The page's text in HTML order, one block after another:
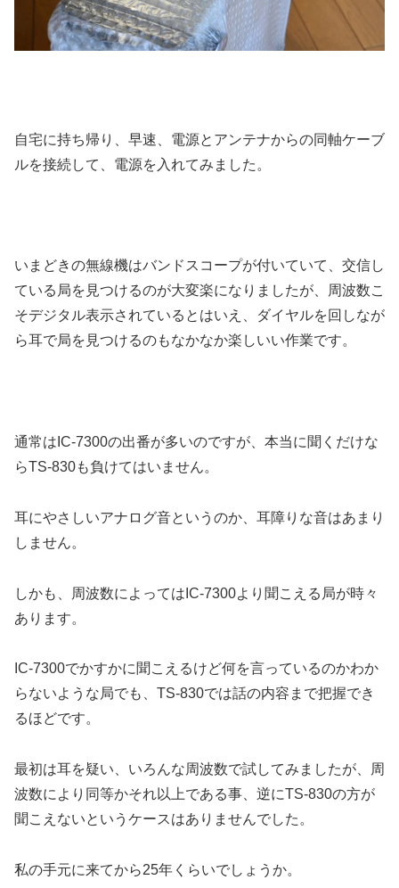
自宅に持ち帰り、早速、電源とアンテナからの同軸ケーブ
ルを接続して、電源を入れてみました。
いまどきの無線機はバンドスコープが付いていて、交信し
ている局を見つけるのが大変楽になりましたが、周波数こ
そデジタル表示されているとはいえ、ダイヤルを回しなが
ら耳で局を見つけるのもなかなか楽しいい作業です。
通常はIC-7300の出番が多いのですが、本当に聞くだけな
らTS-830も負けてはいません。
耳にやさしいアナログ音というのか、耳障りな音はあまり
しません。
しかも、周波数によってはIC-7300より聞こえる局が時々
あります。
IC-7300でかすかに聞こえるけど何を言っているのかわか
らないような局でも、TS-830では話の内容まで把握でき
るほどです。
最初は耳を疑い、いろんな周波数で試してみましたが、周
波数により同等かそれ以上である事、逆にTS-830の方が
聞こえないというケースはありませんでした。
私の手元に来てから25年くらいでしょうか。